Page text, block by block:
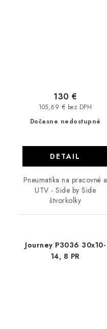
Dočasne nedostupné
105,69 € bez DPH
130 €
DETAIL
Pneumatika na pracovné a
UTV - Side by Side
štvorkolky
Journey P3036 30x10-
14, 8 PR